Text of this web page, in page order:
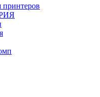
принтеров